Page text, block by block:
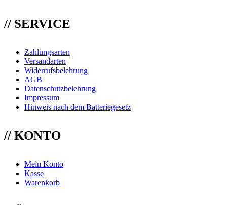
// SERVICE
Zahlungsarten
Versandarten
Widerrufsbelehrung
AGB
Datenschutzbelehrung
Impressum
Hinweis nach dem Batteriegesetz
// KONTO
Mein Konto
Kasse
Warenkorb